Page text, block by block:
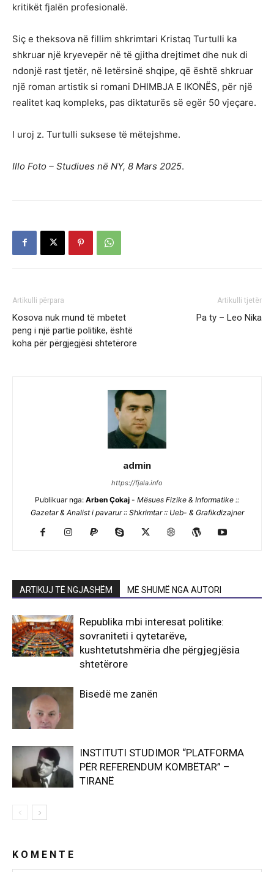
kritikët fjalën profesionalë.
Siç e theksova në fillim shkrimtari Kristaq Turtulli ka
shkruar një kryevepër në të gjitha drejtimet dhe nuk di
ndonjë rast tjetër, në letërsinë shqipe, që është shkruar
një roman artistik si romani DHIMBJA E IKONËS, për një
realitet kaq kompleks, pas diktaturës së egër 50 vjeçare.
I uroj z. Turtulli suksese të mëtejshme.
Illo Foto – Studiues në NY, 8 Mars 2025.
Artikulli përpara
Kosova nuk mund të mbetet
peng i një partie politike, është
koha për përgjegjësi shtetërore
Artikulli tjetër
Pa ty – Leo Nika
admin
https://fjala.info
Publikuar nga: Arben Çokaj - Mësues Fizike & Informatike ::
Gazetar & Analist i pavarur :: Shkrimtar :: Ueb- & Grafikdizajner
ARTIKUJ TË NGJASHËM MË SHUMË NGA AUTORI
Republika mbi interesat politike:
sovraniteti i qytetarëve,
kushtetutshmëria dhe përgjegjësia
shtetërore
Bisedë me zanën
INSTITUTI STUDIMOR “PLATFORMA
PËR REFERENDUM KOMBËTAR” –
TIRANË
K O M E N T E